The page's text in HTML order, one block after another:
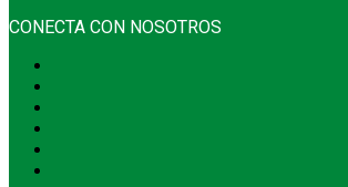
CONECTA CON NOSOTROS